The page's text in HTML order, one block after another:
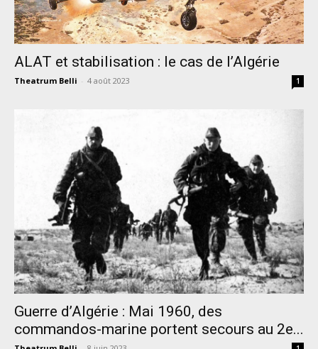
ALAT et stabilisation : le cas de l’Algérie
Theatrum Belli - 4 août 2023 1
Guerre d’Algérie : Mai 1960, des
commandos-marine portent secours au 2e...